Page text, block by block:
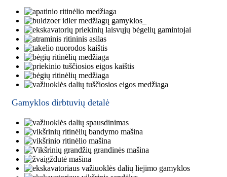
Gamyklos dirbtuvių detalė